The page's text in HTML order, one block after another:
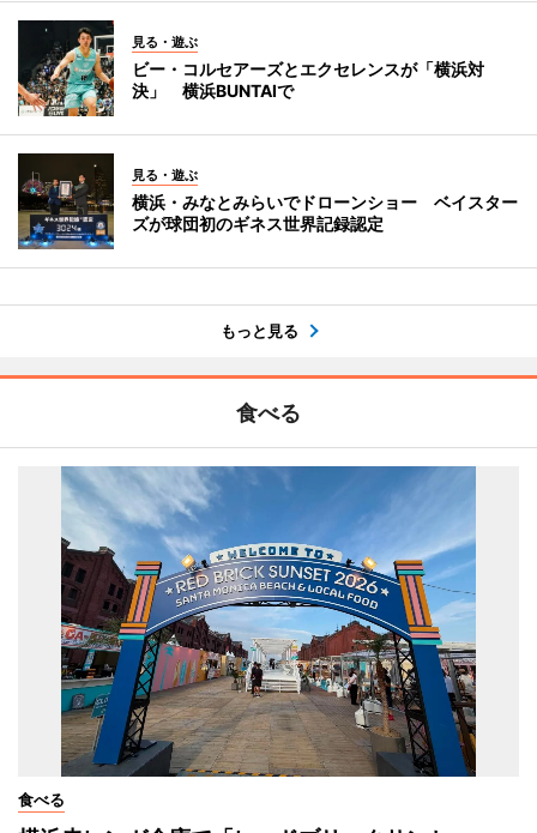
見る・遊ぶ
ビー・コルセアーズとエクセレンスが「横浜対
決」 横浜BUNTAIで
見る・遊ぶ
横浜・みなとみらいでドローンショー ベイスター
ズが球団初のギネス世界記録認定
もっと見る
食べる
食べる